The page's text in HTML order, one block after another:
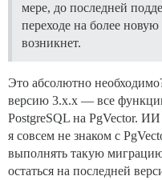
мере, до последней
переходе на более
возникнет.
Это абсолютно
версию 3.x.x — все
PostgreSQL на PgVector.
я совсем не знаком с
выполнять такую
остаться на последней